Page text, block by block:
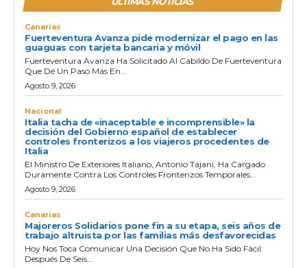
Canarias
Fuerteventura Avanza pide modernizar el pago en las
guaguas con tarjeta bancaria y móvil
Fuerteventura Avanza Ha Solicitado Al Cabildo De Fuerteventura
Que Dé Un Paso Más En...
Agosto 9, 2026
Nacional
Italia tacha de «inaceptable e incomprensible» la
decisión del Gobierno español de establecer
controles fronterizos a los viajeros procedentes de
Italia
El Ministro De Exteriores Italiano, Antonio Tajani, Ha Cargado
Duramente Contra Los Controles Fronterizos Temporales...
Agosto 9, 2026
Canarias
Majoreros Solidarios pone fin a su etapa, seis años de
trabajo altruista por las familias más desfavorecidas
Hoy Nos Toca Comunicar Una Decisión Que No Ha Sido Fácil:
Después De Seis...